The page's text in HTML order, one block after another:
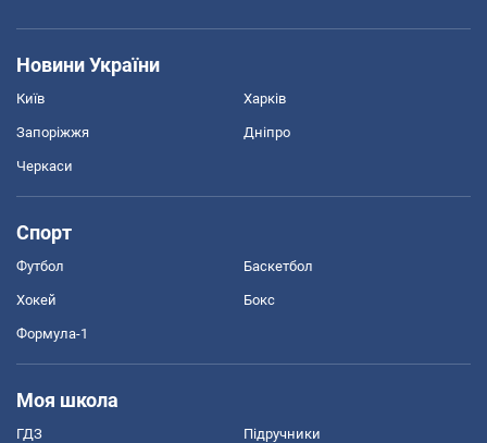
Новини України
Київ Харків
Запоріжжя Дніпро
Черкаси
Спорт
Футбол Баскетбол
Хокей Бокс
Формула-1
Моя школа
ГДЗ Підручники